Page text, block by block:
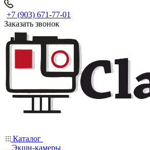
+7 (903) 671-77-01
Заказать звонок
Каталог
Экшн-камеры